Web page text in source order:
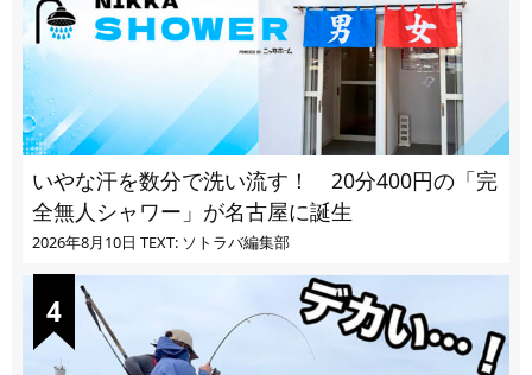
いやな汗を数分で洗い流す！ 20分400円の「完
全無人シャワー」が名古屋に誕生
2026年8月10日 TEXT: ソトラバ編集部